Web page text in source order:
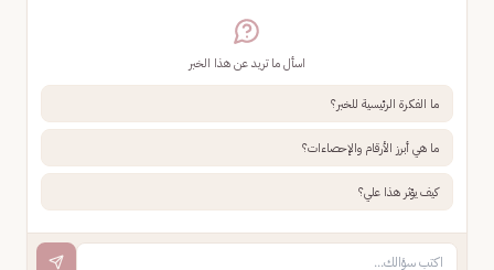
اسأل ما تريد عن هذا الخبر
ما الفكرة الرئيسية للخبر؟
ما هي أبرز الأرقام والإحصاءات؟
كيف يؤثر هذا علي؟